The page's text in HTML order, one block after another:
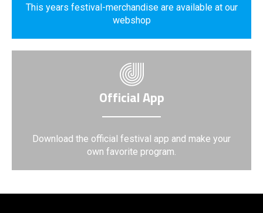
This years festival-merchandise are available at our
webshop
Official App
Download the official festival app and make your
own favorite program.